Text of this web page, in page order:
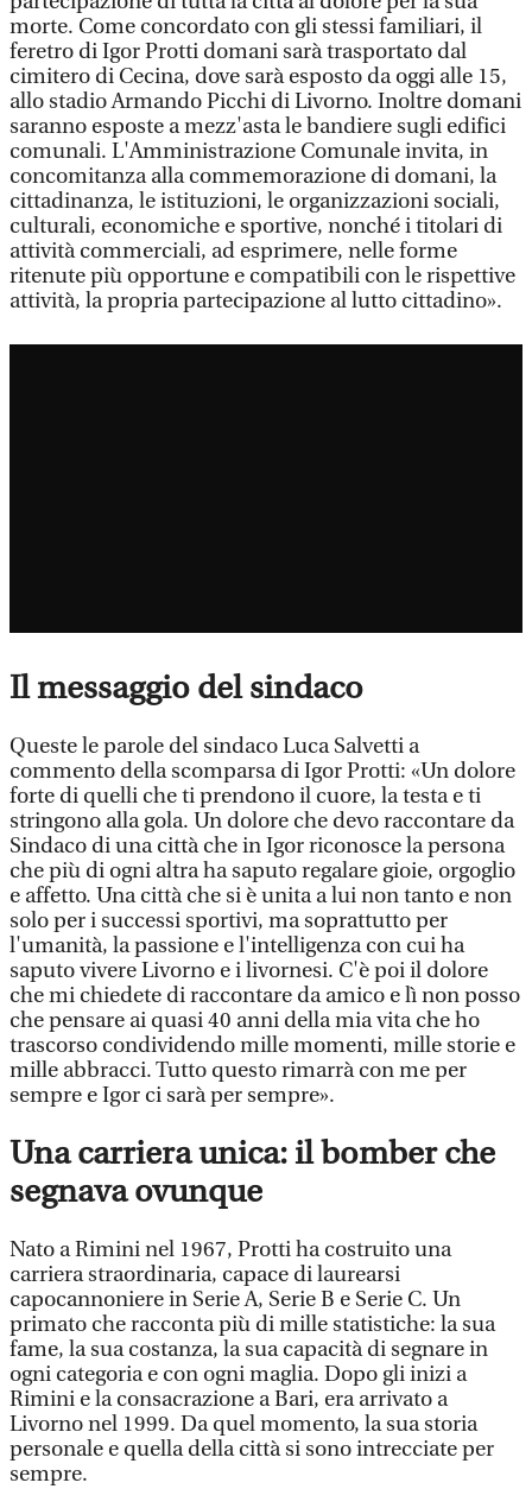
morte. Come concordato con gli stessi familiari, il
feretro di Igor Protti domani sarà trasportato dal
cimitero di Cecina, dove sarà esposto da oggi alle 15,
allo stadio Armando Picchi di Livorno. Inoltre domani
saranno esposte a mezz'asta le bandiere sugli edifici
comunali. L'Amministrazione Comunale invita, in
concomitanza alla commemorazione di domani, la
cittadinanza, le istituzioni, le organizzazioni sociali,
culturali, economiche e sportive, nonché i titolari di
attività commerciali, ad esprimere, nelle forme
ritenute più opportune e compatibili con le rispettive
attività, la propria partecipazione al lutto cittadino».
Il messaggio del sindaco
Queste le parole del sindaco Luca Salvetti a
commento della scomparsa di Igor Protti: «Un dolore
forte di quelli che ti prendono il cuore, la testa e ti
stringono alla gola. Un dolore che devo raccontare da
Sindaco di una città che in Igor riconosce la persona
che più di ogni altra ha saputo regalare gioie, orgoglio
e affetto. Una città che si è unita a lui non tanto e non
solo per i successi sportivi, ma soprattutto per
l'umanità, la passione e l'intelligenza con cui ha
saputo vivere Livorno e i livornesi. C'è poi il dolore
che mi chiedete di raccontare da amico e lì non posso
che pensare ai quasi 40 anni della mia vita che ho
trascorso condividendo mille momenti, mille storie e
mille abbracci. Tutto questo rimarrà con me per
sempre e Igor ci sarà per sempre».
Una carriera unica: il bomber che
segnava ovunque
Nato a Rimini nel 1967, Protti ha costruito una
carriera straordinaria, capace di laurearsi
capocannoniere in Serie A, Serie B e Serie C. Un
primato che racconta più di mille statistiche: la sua
fame, la sua costanza, la sua capacità di segnare in
ogni categoria e con ogni maglia. Dopo gli inizi a
Rimini e la consacrazione a Bari, era arrivato a
Livorno nel 1999. Da quel momento, la sua storia
personale e quella della città si sono intrecciate per
sempre.